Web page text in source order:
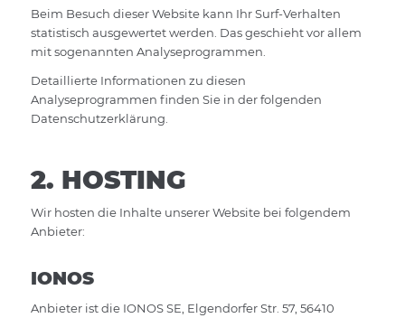
Beim Besuch dieser Website kann Ihr Surf-Verhalten
statistisch ausgewertet werden. Das geschieht vor allem
mit sogenannten Analyseprogrammen.
Detaillierte Informationen zu diesen
Analyseprogrammen finden Sie in der folgenden
Datenschutzerklärung.
2. HOSTING
Wir hosten die Inhalte unserer Website bei folgendem
Anbieter:
IONOS
Anbieter ist die IONOS SE, Elgendorfer Str. 57, 56410